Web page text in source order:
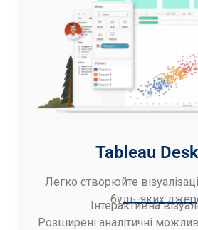
Tableau
Легко створюйте
будь-яких
Інтерактивна
Розширені аналітичні